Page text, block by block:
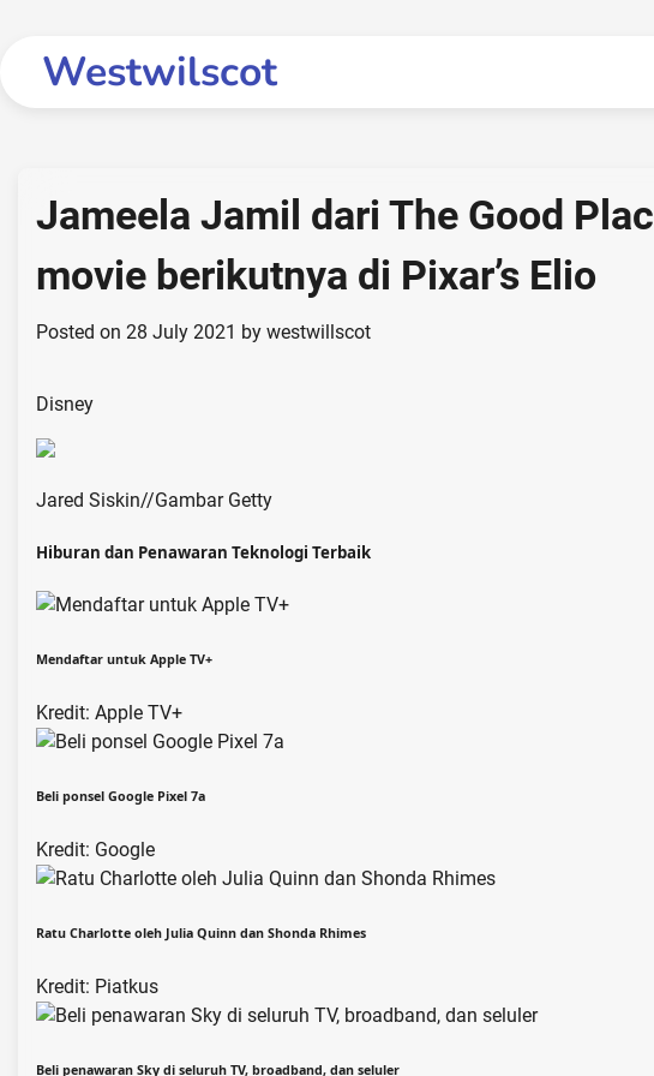
contentWestwilscot
Jameela Jamil dari The Good
movie berikutnya di Pixar’s Elio
Posted on 28 July 2021 by westwillscot
Disney
Jared Siskin//Gambar Getty
Hiburan dan Penawaran Teknologi Terbaik
Mendaftar untuk Apple TV+
Kredit: Apple TV+
Beli ponsel Google Pixel 7a
Kredit: Google
Ratu Charlotte oleh Julia Quinn dan Shonda Rhimes
Kredit: Piatkus
Beli penawaran Sky di seluruh TV, broadband, dan seluler